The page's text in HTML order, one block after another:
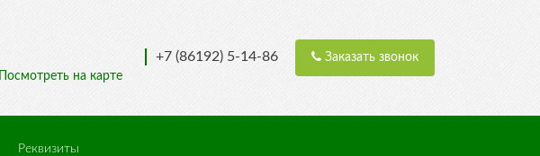
Посмотреть на карте
+7 (86192) 5-14-86 Заказать звонок
Реквизиты